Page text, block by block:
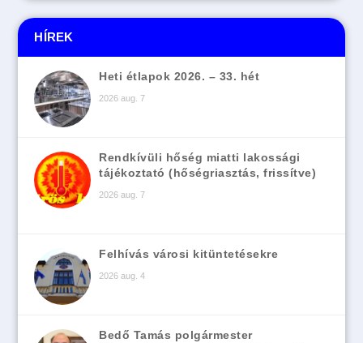
HÍREK
Heti étlapok 2026. – 33. hét
2026 aug. 7
Rendkívüli hőség miatti lakossági
tájékoztató (hőségriasztás, frissítve)
2026 aug. 7
Felhívás városi kitüntetésekre
2026 aug. 4
Bedő Tamás polgármester